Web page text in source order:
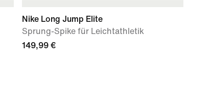
Nike Long Jump Elite
Sprung-Spike für Leichtathletik
149,99 €